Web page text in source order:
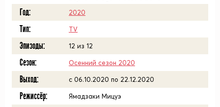
Год: 2020
Тип: TV
Эпизоды: 12 из 12
Сезон: Осенний сезон 2020
Выход: c 06.10.2020 по 22.12.2020
Режиссёр: Ямадзаки Мицуэ